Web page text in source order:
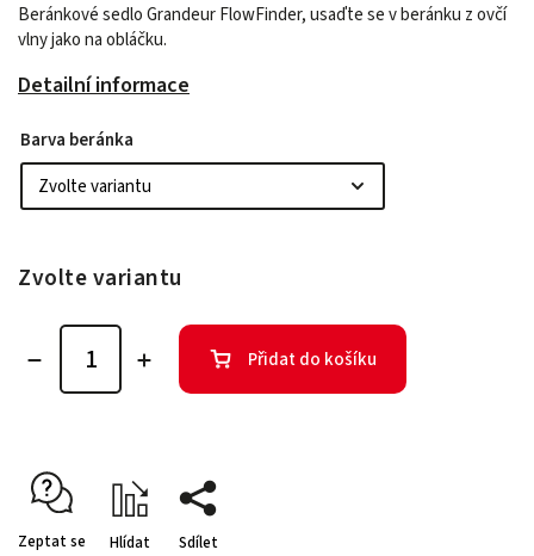
Beránkové sedlo Grandeur FlowFinder, usaďte se v beránku z ovčí
vlny jako na obláčku.
Detailní informace
Barva beránka
Zvolte variantu
Přidat do košíku
Zeptat se Hlídat Sdílet